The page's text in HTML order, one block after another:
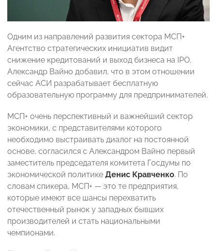
Одним из направлений развития сектора МСП+
Агентство стратегических инициатив видит
снижение кредитований и выход бизнеса на IPO.
Александр Вайно добавил, что в этом отношении
сейчас АСИ разрабатывает бесплатную
образовательную программу для предпринимателей.
МСП+ очень перспективный и важнейший сектор
экономики, с представителями которого
необходимо выстраивать диалог на постоянной
основе, согласился с Александром Вайно первый
заместитель председателя комитета Госдумы по
экономической политике Денис Кравченко. По
словам спикера, МСП+ — это те предприятия,
которые имеют все шансы перехватить
отечественный рынок у западных бывших
производителей и стать национальными
чемпионами.